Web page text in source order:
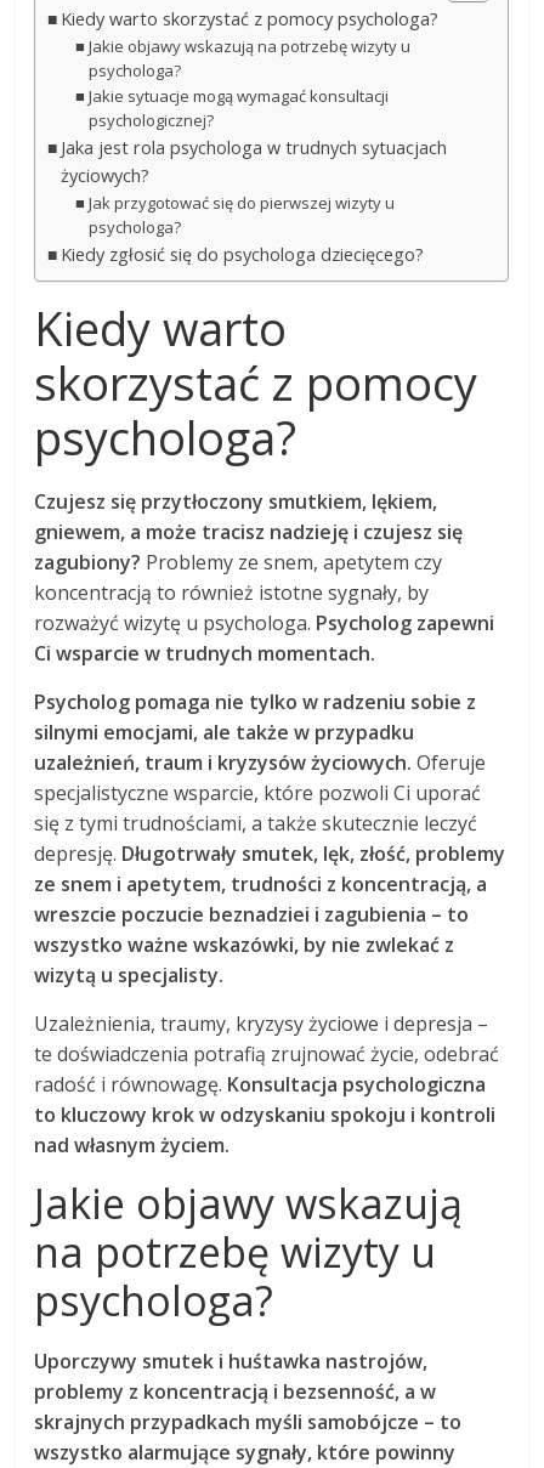
Kiedy warto skorzystać z pomocy psychologa?
Jakie objawy wskazują na potrzebę wizyty u
psychologa?
Jakie sytuacje mogą wymagać konsultacji
psychologicznej?
Jaka jest rola psychologa w trudnych sytuacjach
życiowych?
Jak przygotować się do pierwszej wizyty u
psychologa?
Kiedy zgłosić się do psychologa dziecięcego?
Kiedy warto
skorzystać z pomocy
psychologa?
Czujesz się przytłoczony smutkiem, lękiem,
gniewem, a może tracisz nadzieję i czujesz się
zagubiony? Problemy ze snem, apetytem czy
koncentracją to również istotne sygnały, by
rozważyć wizytę u psychologa. Psycholog zapewni
Ci wsparcie w trudnych momentach.
Psycholog pomaga nie tylko w radzeniu sobie z
silnymi emocjami, ale także w przypadku
uzależnień, traum i kryzysów życiowych. Oferuje
specjalistyczne wsparcie, które pozwoli Ci uporać
się z tymi trudnościami, a także skutecznie leczyć
depresję. Długotrwały smutek, lęk, złość, problemy
ze snem i apetytem, trudności z koncentracją, a
wreszcie poczucie beznadziei i zagubienia – to
wszystko ważne wskazówki, by nie zwlekać z
wizytą u specjalisty.
Uzależnienia, traumy, kryzysy życiowe i depresja –
te doświadczenia potrafią zrujnować życie, odebrać
radość i równowagę. Konsultacja psychologiczna
to kluczowy krok w odzyskaniu spokoju i kontroli
nad własnym życiem.
Jakie objawy wskazują
na potrzebę wizyty u
psychologa?
Uporczywy smutek i huśtawka nastrojów,
problemy z koncentracją i bezsenność, a w
skrajnych przypadkach myśli samobójcze – to
wszystko alarmujące sygnały, które powinny